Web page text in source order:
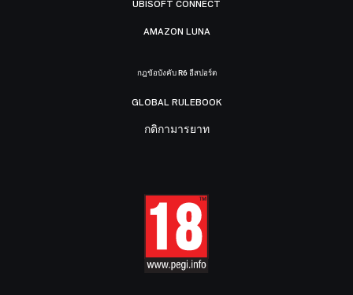
UBISOFT CONNECT
AMAZON LUNA
กฎข้อบังคับ R6 อีสปอร์ต
GLOBAL RULEBOOK
กติกามารยาท